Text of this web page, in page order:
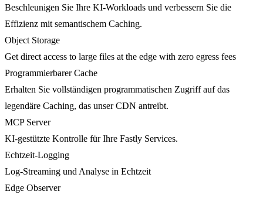
Beschleunigen Sie Ihre KI-Workloads und verbessern Sie die
Effizienz mit semantischem Caching.
Object Storage
Get direct access to large files at the edge with zero egress fees
Programmierbarer Cache
Erhalten Sie vollständigen programmatischen Zugriff auf das
legendäre Caching, das unser CDN antreibt.
MCP Server
KI-gestützte Kontrolle für Ihre Fastly Services.
Echtzeit-Logging
Log-Streaming und Analyse in Echtzeit
Edge Observer